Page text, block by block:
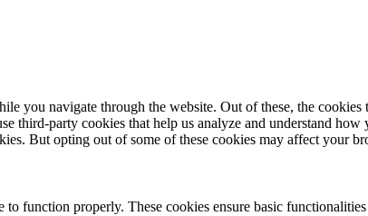
you navigate through the website. Out of these, the cookies
third-party cookies that help us analyze and understand
But opting out of some of these cookies may affect your
to function properly. These cookies ensure basic